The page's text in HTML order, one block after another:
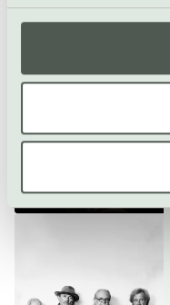
Klassiskt Konsert